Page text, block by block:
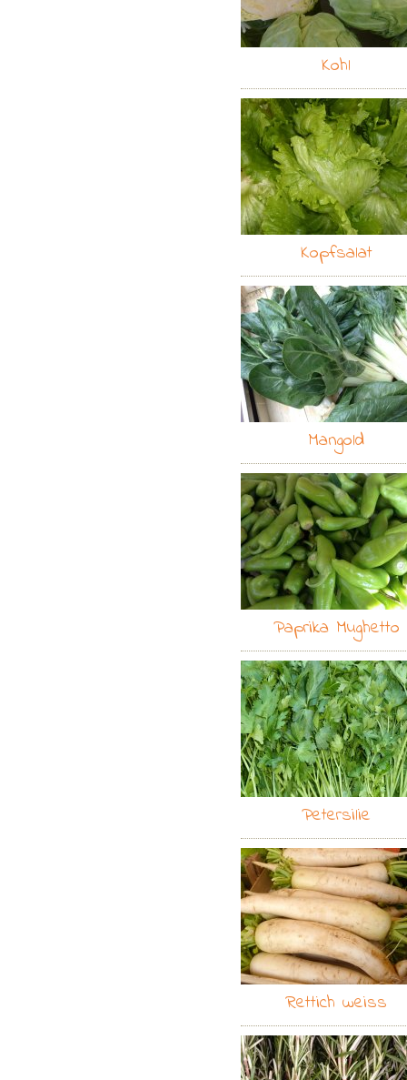
Kohl
Kopfsalat
Mangold
Paprika Mughetto
Petersilie
Rettich weiss